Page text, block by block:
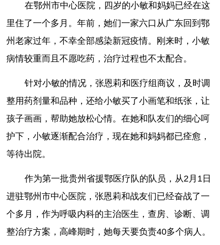
在鄂州市中心医院，四岁的小敏和妈妈已经在这
里住了一个多月。年前，她们一家六口从广东回到鄂
州老家过年，不幸全部感染新冠疫情。刚来时，小敏
病情较重而且不愿吃药，治疗过程也不太配合。
针对小敏的情况，张恩莉和医疗组商议，及时调
整用药剂量和品种，还给小敏买了小画笔和纸张，让
孩子画画，帮助她放松心情。在她和队友们的细心呵
护下，小敏逐渐配合治疗，现在她和妈妈都已痊愈，
等待出院。
作为第一批贵州省援鄂医疗队的队员，从2月1日
进驻鄂州市中心医院，张恩莉和战友们已经奋战了一
个多月，作为呼吸内科的主治医生，查房、诊断、调
整治疗方案，高峰期时，她每天要负责40多个病人。